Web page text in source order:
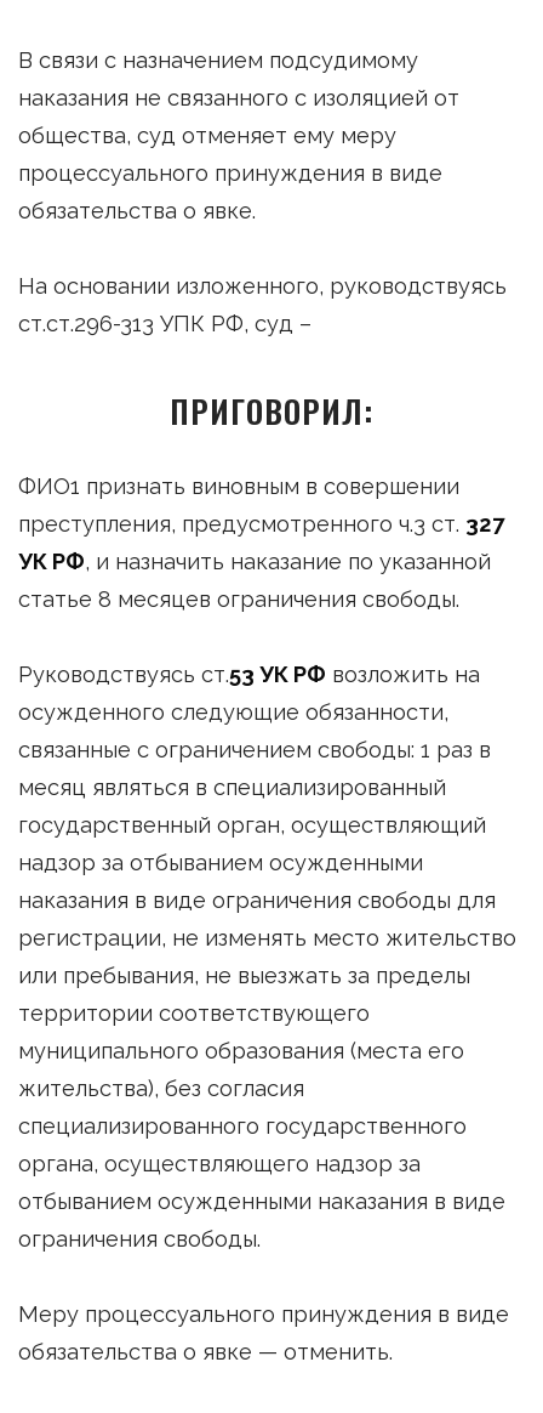
В связи с назначением подсудимому
наказания не связанного с изоляцией от
общества, суд отменяет ему меру
процессуального принуждения в виде
обязательства о явке.
На основании изложенного, руководствуясь
ст.ст.296-313 УПК РФ, суд –
ПРИГОВОРИЛ:
ФИО1 признать виновным в совершении
преступления, предусмотренного ч.3 ст. 327
УК РФ, и назначить наказание по указанной
статье 8 месяцев ограничения свободы.
Руководствуясь ст.53 УК РФ возложить на
осужденного следующие обязанности,
связанные с ограничением свободы: 1 раз в
месяц являться в специализированный
государственный орган, осуществляющий
надзор за отбыванием осужденными
наказания в виде ограничения свободы для
регистрации, не изменять место жительство
или пребывания, не выезжать за пределы
территории соответствующего
муниципального образования (места его
жительства), без согласия
специализированного государственного
органа, осуществляющего надзор за
отбыванием осужденными наказания в виде
ограничения свободы.
Меру процессуального принуждения в виде
обязательства о явке — отменить.